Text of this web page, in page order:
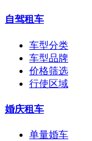
自驾租车
车型分类
车型品牌
价格筛选
行使区域
婚庆租车
单量婚车